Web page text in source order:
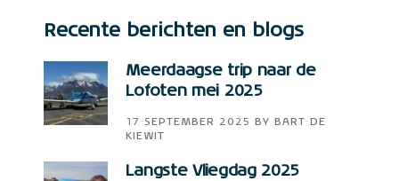
Recente berichten en blogs
Meerdaagse trip naar de
Lofoten mei 2025
17 SEPTEMBER 2025 BY
BART DE
KIEWIT
Langste Vliegdag 2025